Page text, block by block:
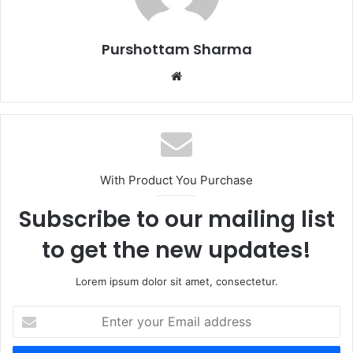
l
Purshottam Sharma
b
s
i
e
With Product You Purchase
Subscribe to our mailing list
to get the new updates!
Lorem ipsum dolor sit amet, consectetur.
t